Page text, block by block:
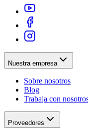
Nuestra empresa
Sobre nosotros
Blog
Trabaja con
Proveedores